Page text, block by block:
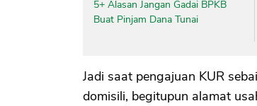
5+ Alasan Jangan Gadai BPKB
Buat Pinjam Dana Tunai
Jadi saat pengajuan KUR
domisili, begitupun alamat